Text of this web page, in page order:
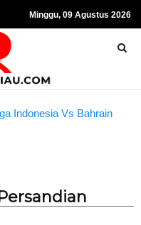
Minggu, 09 Agustus 2026
Indonesia Vs Bahrain
Istri Bantu Ringankan